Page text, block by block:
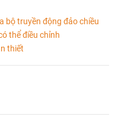
bộ truyền động đảo chiều
thể điều chỉnh
thiết